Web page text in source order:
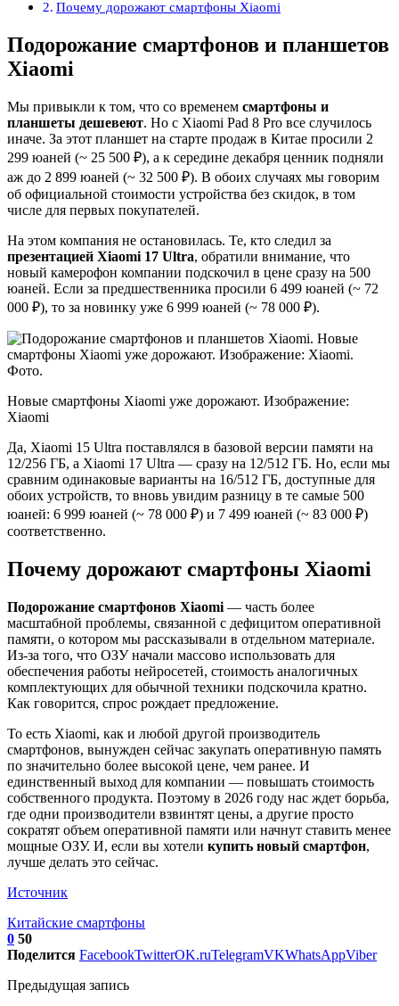
Почему дорожают смартфоны Xiaomi
Подорожание смартфонов и планшетов
Xiaomi
Мы привыкли к том, что со временем смартфоны и
планшеты дешевеют. Но с Xiaomi Pad 8 Pro все случилось
иначе. За этот планшет на старте продаж в Китае просили 2
299 юаней (~ 25 500 ₽), а к середине декабря ценник подняли
аж до 2 899 юаней (~ 32 500 ₽). В обоих случаях мы говорим
об официальной стоимости устройства без скидок, в том
числе для первых покупателей.
На этом компания не остановилась. Те, кто следил за
презентацией Xiaomi 17 Ultra, обратили внимание, что
новый камерофон компании подскочил в цене сразу на 500
юаней. Если за предшественника просили 6 499 юаней (~ 72
000 ₽), то за новинку уже 6 999 юаней (~ 78 000 ₽).
Новые смартфоны Xiaomi уже дорожают. Изображение:
Xiaomi
Да, Xiaomi 15 Ultra поставлялся в базовой версии памяти на
12/256 ГБ, а Xiaomi 17 Ultra — сразу на 12/512 ГБ. Но, если мы
сравним одинаковые варианты на 16/512 ГБ, доступные для
обоих устройств, то вновь увидим разницу в те самые 500
юаней: 6 999 юаней (~ 78 000 ₽) и 7 499 юаней (~ 83 000 ₽)
соответственно.
Почему дорожают смартфоны Xiaomi
Подорожание смартфонов Xiaomi — часть более
масштабной проблемы, связанной с дефицитом оперативной
памяти, о котором мы рассказывали в отдельном материале.
Из-за того, что ОЗУ начали массово использовать для
обеспечения работы нейросетей, стоимость аналогичных
комплектующих для обычной техники подскочила кратно.
Как говорится, спрос рождает предложение.
То есть Xiaomi, как и любой другой производитель
смартфонов, вынужден сейчас закупать оперативную память
по значительно более высокой цене, чем ранее. И
единственный выход для компании — повышать стоимость
собственного продукта. Поэтому в 2026 году нас ждет борьба,
где одни производители взвинтят цены, а другие просто
сократят объем оперативной памяти или начнут ставить менее
мощные ОЗУ. И, если вы хотели купить новый смартфон,
лучше делать это сейчас.
Источник
Китайские смартфоны
0 50
Поделится FacebookTwitterOK.ruTelegramVKWhatsAppViber
Предыдущая запись